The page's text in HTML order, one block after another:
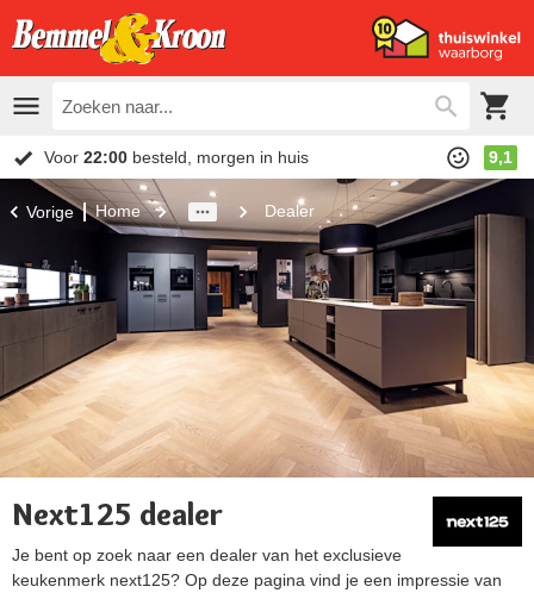
Voor 22:00 besteld, morgen in huis 9,1
Vorige Home Dealer
Next125 dealer
Je bent op zoek naar een dealer van het exclusieve
keukenmerk next125? Op deze pagina vind je een impressie van